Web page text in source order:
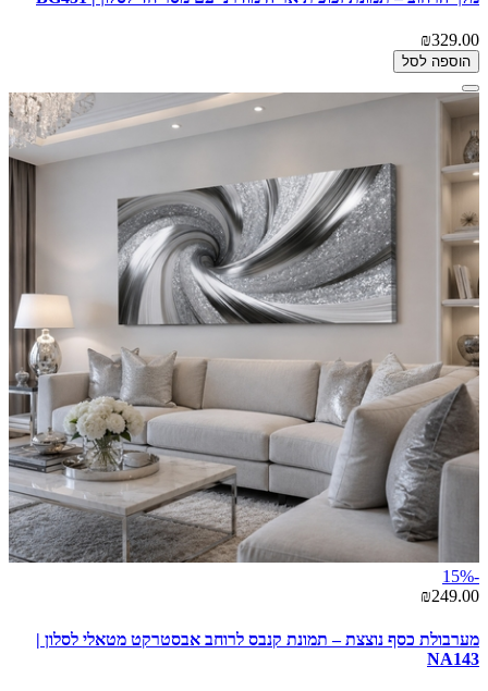
₪329.00
הוספה לסל
-15%
₪249.00
מערבולת כסף נוצצת – תמונת קנבס לרוחב אבסטרקט מטאלי לסלון |
NA143